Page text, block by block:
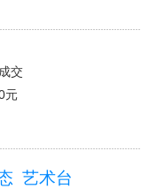
交
元
艺术台